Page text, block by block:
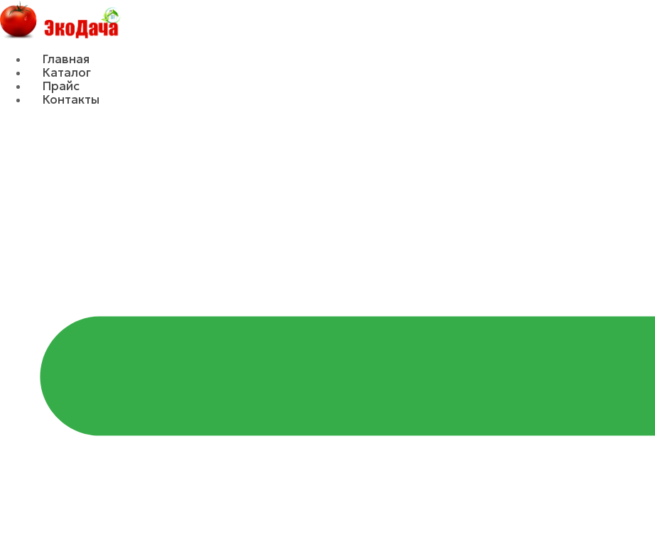
Главная
Каталог
Прайс
Контакты